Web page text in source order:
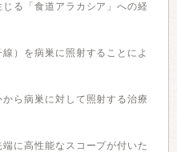
る「食道アラカシア」への経
）を病巣に照射することによ
ら病巣に対して照射する治療
に高性能なスコープが付いた